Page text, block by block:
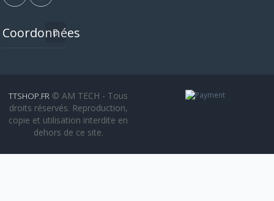
Coordonnées
TTSHOP.FR © AM TECH - Tous
droits réservés. Reproduction,
copie et utilisation interdite en
dehors de ce site.